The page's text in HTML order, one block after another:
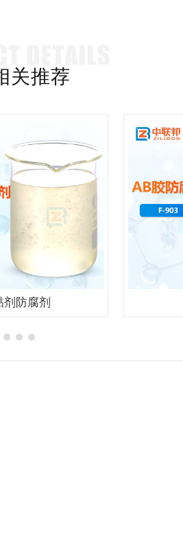
关推荐
剂防腐剂